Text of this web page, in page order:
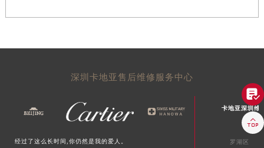
深圳卡地亚售后维修服务中心
经过了这么长时间,你仍然是我的爱人。
卡地亚深圳维
罗湖区

